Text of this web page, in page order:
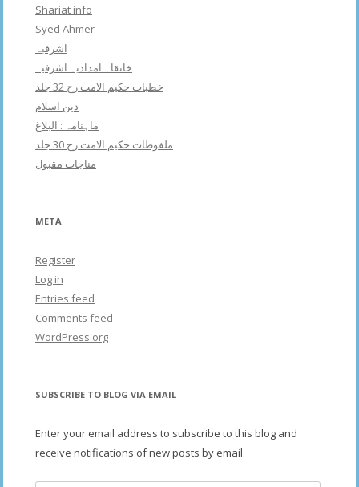
Shariat info
Syed Ahmer
اشرفبہ
خانقاہ امدادیہ اشرفیہ
خطبات حکیم الامت رح 32 جلد
دین اسلام
ماہنامہ : البلاغ
ملفوظات حکیم الامت رح 30 جلد
مناجات مقبول
META
Register
Log in
Entries feed
Comments feed
WordPress.org
SUBSCRIBE TO BLOG VIA EMAIL
Enter your email address to subscribe to this blog and
receive notifications of new posts by email.